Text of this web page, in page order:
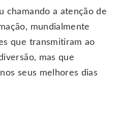
chamando a atenção de
mundialmente
que transmitiram ao
mas que
seus melhores dias